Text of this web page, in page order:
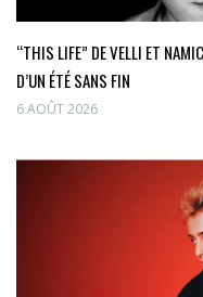
“THIS LIFE” DE VELLI ET
D’UN ÉTÉ SANS FIN
6 AOÛT 2026